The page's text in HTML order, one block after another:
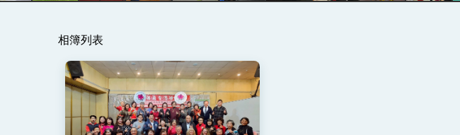
總統發表執政周年談話 盼面對未來挑戰 堅持團結 迎風轉型 穩健前行
賴總統就職演說影片
相簿列表